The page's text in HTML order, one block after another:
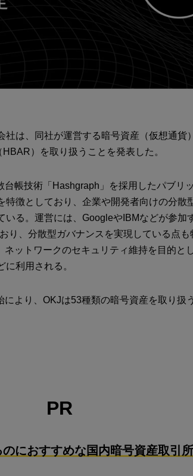
社は、同社が運営する暗号資産（仮想通貨
）を取り扱うことを発表した。
帳技術「Hashgraph」を採用したパブリ
特徴としており、企業や開発者向けの分散
いる。運営には、GoogleやIBMなどが参加
り、分散型ガバナンスを実現している点も
ットワークのセキュリティ維持を目的と
利用される。
より、OKJは53種類の暗号資産を取り扱
PR
におすすめな国内暗号資産取引